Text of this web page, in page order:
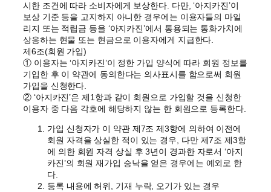
시한 조건에 따라 소비자에게 보상한다. 다만, ‘아지카진’이
보상 기준 등을 고지하지 아니한 경우에는 이용자들의 마일
리지 또는 적립금 등을 ‘아지카진’에서 통용되는 통화가치에
상응하는 현물 또는 현금으로 이용자에게 지급한다.
제6조(회원 가입)
① 이용자는 ‘아지카진’이 정한 가입 양식에 따라 회원 정보를
기입한 후 이 약관에 동의한다는 의사표시를 함으로써 회원
가입을 신청한다.
② ‘아지카진’은 제1항과 같이 회원으로 가입할 것을 신청한
이용자 중 다음 각호에 해당하지 않는 한 회원으로 등록한다.
가입 신청자가 이 약관 제7조 제3항에 의하여 이전에
회원 자격을 상실한 적이 있는 경우, 다만 제7조 제3항
에 의한 회원 자격 상실 후 3년이 경과한 자로서 ‘아지
카진’의 회원 재가입 승낙을 얻은 경우에는 예외로 한
다.
등록 내용에 허위, 기재 누락, 오기가 있는 경우